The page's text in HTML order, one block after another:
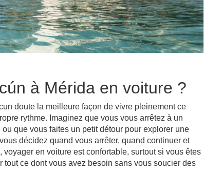
à Mérida en voiture ?
doute la meilleure façon de vivre pleinement ce
rythme. Imaginez que vous vous arrêtez à un
que vous faites un petit détour pour explorer une
décidez quand vous arrêter, quand continuer et
en voiture est confortable, surtout si vous êtes
ce dont vous avez besoin sans vous soucier des